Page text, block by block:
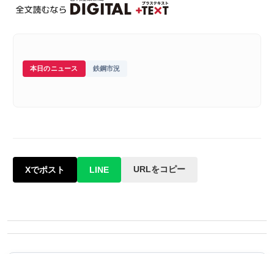
本日のニュース 鉄鋼市況
Xでポスト LINE URLをコピー